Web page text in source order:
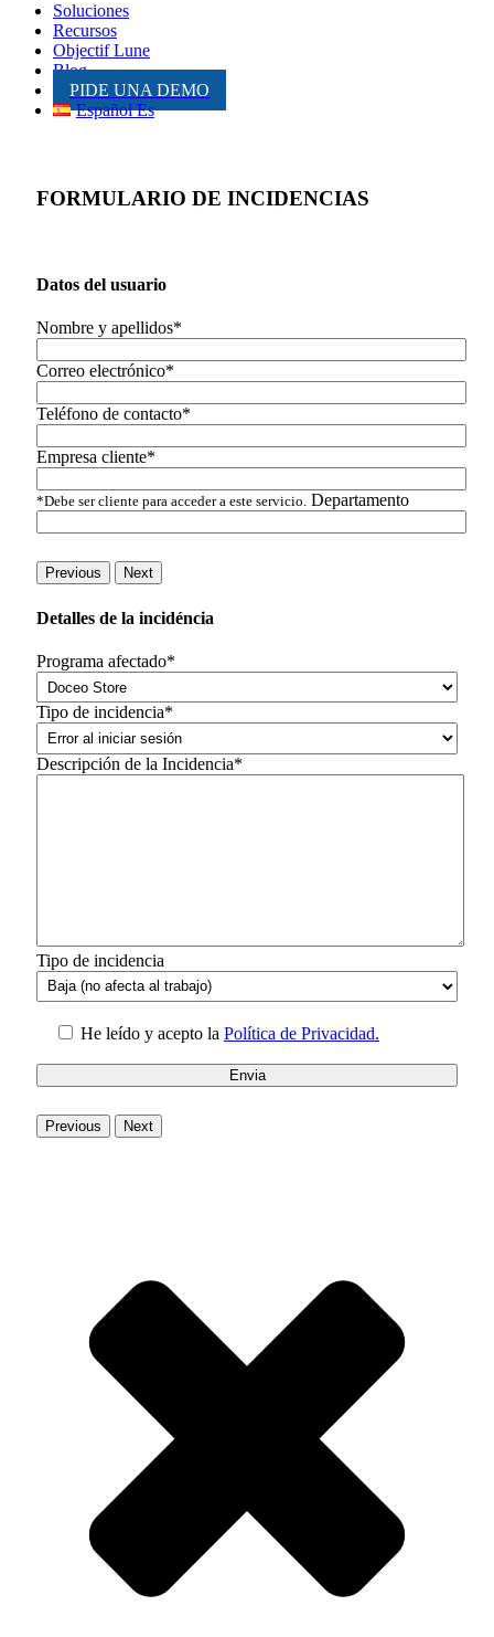
Soluciones
Recursos
Objectif Lune
Blog
PIDE UNA DEMO
Español Es
FORMULARIO DE INCIDENCIAS
Datos del usuario
Nombre y apellidos*
Correo electrónico*
Teléfono de contacto*
Empresa cliente*
*Debe ser cliente para acceder a este servicio. Departamento
Previous Next
Detalles de la incidéncia
Programa afectado*
Tipo de incidencia*
Descripción de la Incidencia*
Tipo de incidencia
He leído y acepto la Política de Privacidad.
Previous Next